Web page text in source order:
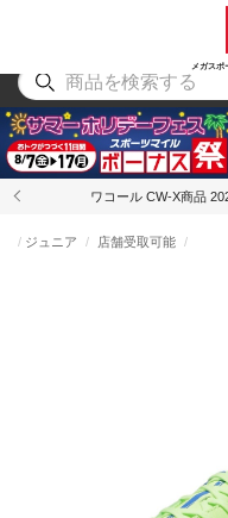
メガスポ
アウトド
ワコール CW-X商品
ジュニア 店舗受取可能